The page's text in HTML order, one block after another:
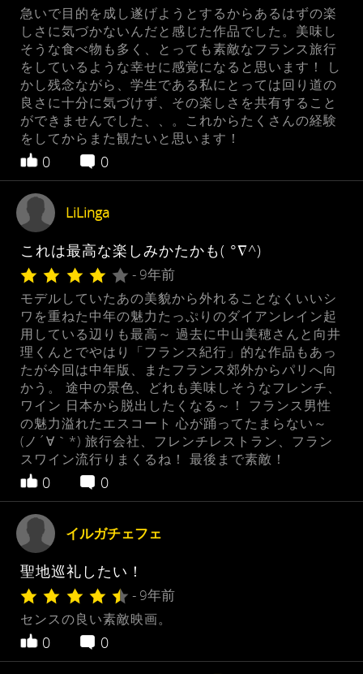
急いで目的を成し遂げようとするからあるはずの楽
しさに気づかないんだと感じた作品でした。美味し
そうな食べ物も多く、とっても素敵なフランス旅行
をしているような幸せに感覚になると思います！ し
かし残念ながら、学生である私にとっては回り道の
良さに十分に気づけず、その楽しさを共有すること
ができませんでした、、。これからたくさんの経験
をしてからまた観たいと思います！
0 0
LiLinga
これは最高な楽しみかたかも( °∇^)
- 9年前
モデルしていたあの美貌から外れることなくいいシ
ワを重ねた中年の魅力たっぷりのダイアンレイン起
用している辺りも最高～ 過去に中山美穂さんと向井
理くんとでやはり「フランス紀行」的な作品もあっ
たが今回は中年版、またフランス郊外からパリへ向
かう。 途中の景色、どれも美味しそうなフレンチ、
ワイン 日本から脱出したくなる～！ フランス男性
の魅力溢れたエスコート 心が踊ってたまらない～
(ノ´∀｀*) 旅行会社、フレンチレストラン、フラン
スワイン流行りまくるね！ 最後まで素敵！
0 0
イルガチェフェ
聖地巡礼したい！
- 9年前
センスの良い素敵映画。
0 0